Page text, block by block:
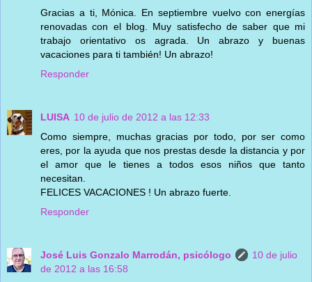
Gracias a ti, Mónica. En septiembre vuelvo con energías
renovadas con el blog. Muy satisfecho de saber que mi
trabajo orientativo os agrada. Un abrazo y buenas
vacaciones para ti también! Un abrazo!
Responder
LUISA 10 de julio de 2012 a las 12:33
Como siempre, muchas gracias por todo, por ser como
eres, por la ayuda que nos prestas desde la distancia y por
el amor que le tienes a todos esos niños que tanto
necesitan.
FELICES VACACIONES ! Un abrazo fuerte.
Responder
José Luis Gonzalo Marrodán, psicólogo
10 de julio
de 2012 a las 16:58